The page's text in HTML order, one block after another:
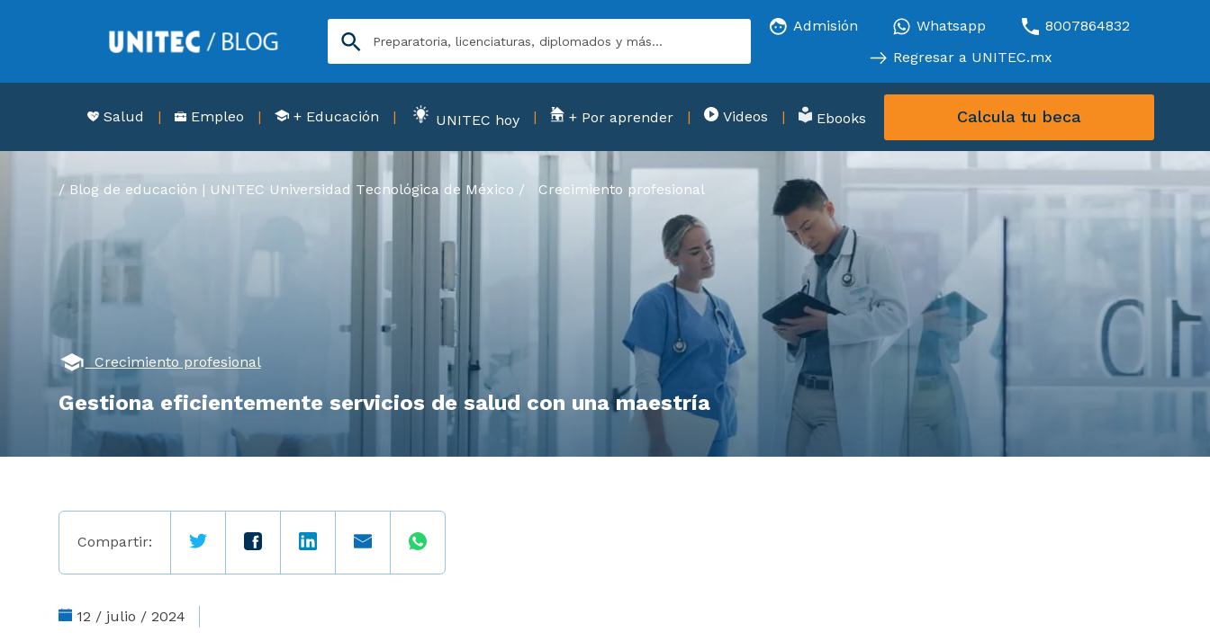
Admisión Whatsapp
8007864832
Regresar a UNITEC.mx
Salud Empleo + Educación UNITEC hoy + Por aprender Videos Ebooks Calcula tu beca
Blog de educación | UNITEC Universidad Tecnológica de México / Crecimiento profesional
Crecimiento profesional
Gestiona eficientemente servicios de salud con una maestría
Compartir:
12 / julio / 2024